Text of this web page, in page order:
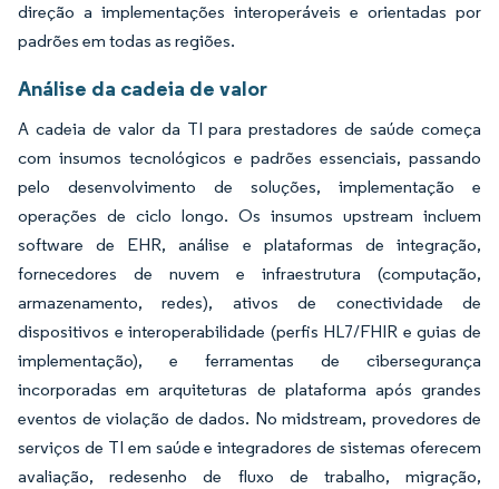
direção a implementações interoperáveis e orientadas por
padrões em todas as regiões.
Análise da cadeia de valor
A cadeia de valor da TI para prestadores de saúde começa
com insumos tecnológicos e padrões essenciais, passando
pelo desenvolvimento de soluções, implementação e
operações de ciclo longo. Os insumos upstream incluem
software de EHR, análise e plataformas de integração,
fornecedores de nuvem e infraestrutura (computação,
armazenamento, redes), ativos de conectividade de
dispositivos e interoperabilidade (perfis HL7/FHIR e guias de
implementação), e ferramentas de cibersegurança
incorporadas em arquiteturas de plataforma após grandes
eventos de violação de dados. No midstream, provedores de
serviços de TI em saúde e integradores de sistemas oferecem
avaliação, redesenho de fluxo de trabalho, migração,